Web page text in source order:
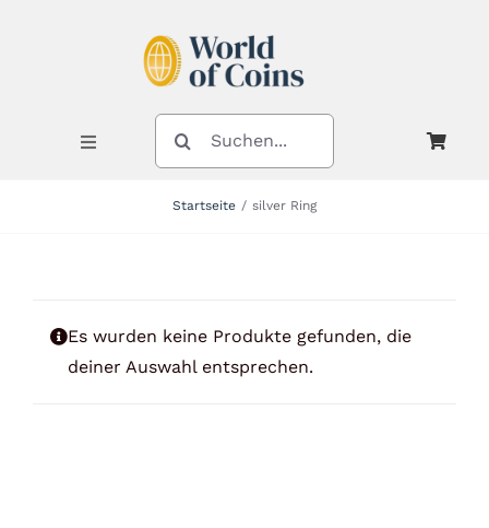
Toggle
Navigation
SUCHE
NACH:
Startseite silver Ring
Es wurden keine Produkte gefunden, die
deiner Auswahl entsprechen.